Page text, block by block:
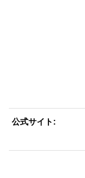
公式サイト